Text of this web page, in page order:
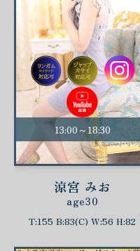
13:00～18:30
涼宮 みお
age30
T:155 B:83(C) W:56 H:82